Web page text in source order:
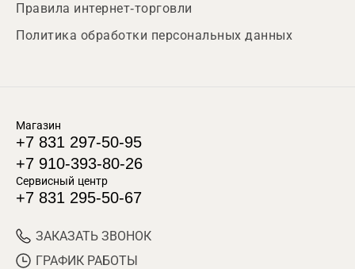
Правила интернет-торговли
Политика обработки персональных данных
Магазин
+7 831 297-50-95
+7 910-393-80-26
Сервисный центр
+7 831 295-50-67
ЗАКАЗАТЬ ЗВОНОК
ГРАФИК РАБОТЫ